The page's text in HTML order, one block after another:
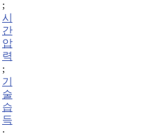
;
시
간
압
력
;
기
술
습
득